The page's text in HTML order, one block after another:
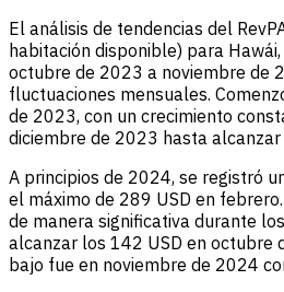
El análisis de tendencias del
habitación disponible) para
octubre de 2023 a noviembre de
fluctuaciones mensuales.
de 2023, con un crecimiento
diciembre de 2023 hasta alcanzar
A principios de 2024, se registró
el máximo de 289 USD en febrero.
de manera significativa durante
alcanzar los 142 USD en octubre
bajo fue en noviembre de 2024